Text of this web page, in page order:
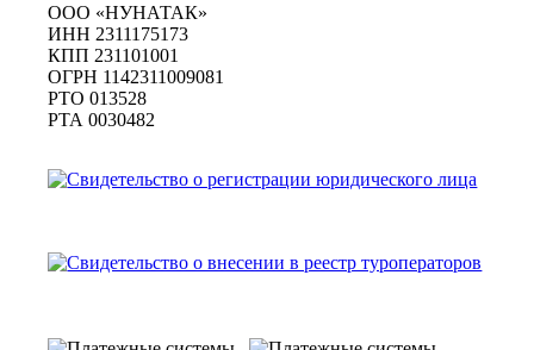
ООО «НУНАТАК»
ИНН 2311175173
КПП 231101001
ОГРН 1142311009081
PTO 013528
РТА 0030482